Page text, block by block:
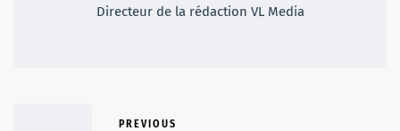
Directeur de la rédaction VL Media
PREVIOUS